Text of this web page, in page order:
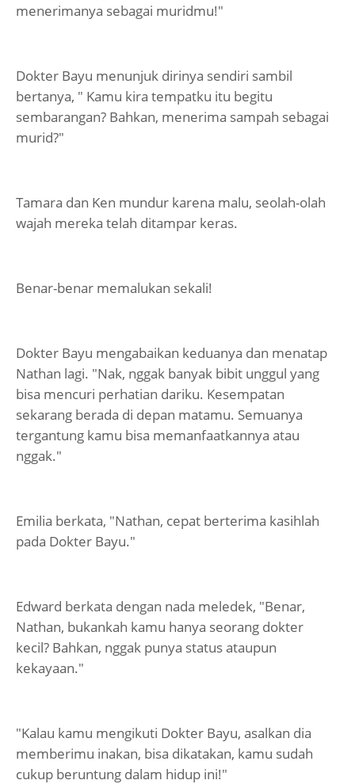
menerimanya sebagai muridmu!"
Dokter Bayu menunjuk dirinya sendiri sambil
bertanya, " Kamu kira tempatku itu begitu
sembarangan? Bahkan, menerima sampah sebagai
murid?"
Tamara dan Ken mundur karena malu, seolah-olah
wajah mereka telah ditampar keras.
Benar-benar memalukan sekali!
Dokter Bayu mengabaikan keduanya dan menatap
Nathan lagi. "Nak, nggak banyak bibit unggul yang
bisa mencuri perhatian dariku. Kesempatan
sekarang berada di depan matamu. Semuanya
tergantung kamu bisa memanfaatkannya atau
nggak."
Emilia berkata, "Nathan, cepat berterima kasihlah
pada Dokter Bayu."
Edward berkata dengan nada meledek, "Benar,
Nathan, bukankah kamu hanya seorang dokter
kecil? Bahkan, nggak punya status ataupun
kekayaan."
"Kalau kamu mengikuti Dokter Bayu, asalkan dia
memberimu inakan, bisa dikatakan, kamu sudah
cukup beruntung dalam hidup ini!"